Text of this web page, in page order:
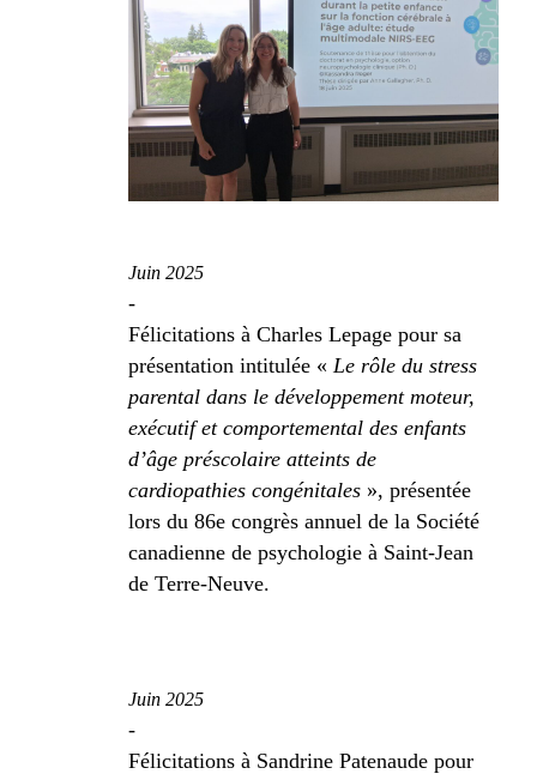
Juin 2025
-
Félicitations à Charles Lepage pour sa
présentation intitulée « Le rôle du stress
parental dans le développement moteur,
exécutif et comportemental des enfants
d’âge préscolaire atteints de
cardiopathies congénitales », présentée
lors du 86e congrès annuel de la Société
canadienne de psychologie à Saint-Jean
de Terre-Neuve.
Juin 2025
-
Félicitations à Sandrine Patenaude pour